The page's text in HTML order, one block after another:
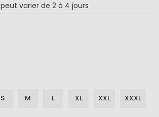
peut varier de 2 à 4 jours
S M L XL XXL XXXL